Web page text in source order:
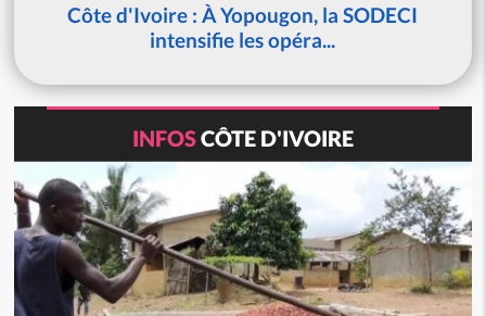
Côte d'Ivoire : À Yopougon, la SODECI
intensifie les opéra...
INFOSCÔTE D'IVOIRE